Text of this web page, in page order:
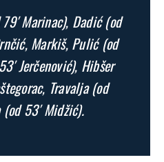
Marinac), Dadić (od
Markiš, Pulić (od
Jerčenović), Hibšer
Travalja (od
53′ Midžić).